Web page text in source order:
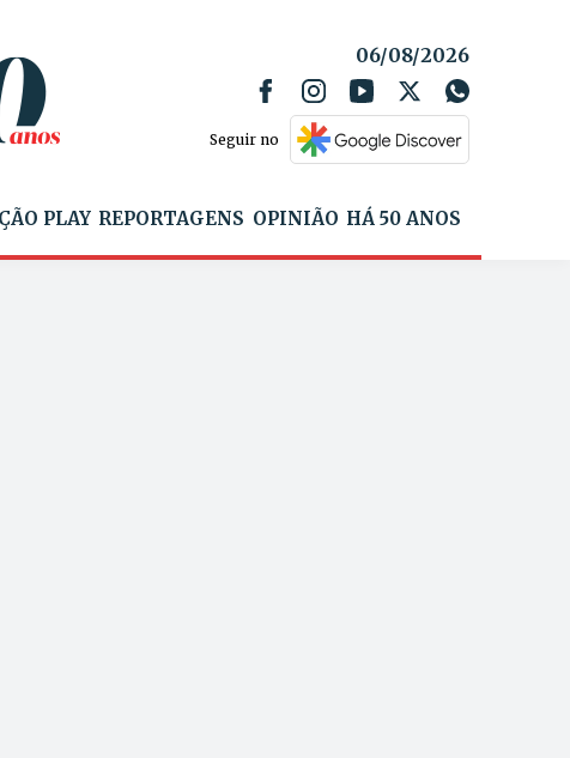
06/08/2026
Seguir no
PLAY REPORTAGENS OPINIÃO HÁ 50 ANOS